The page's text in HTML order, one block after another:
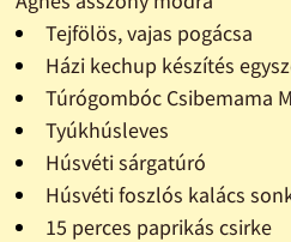
Tejfölös, vajas pogácsa
Házi kechup készítés
Túrógombóc Csibemama
Tyúkhúsleves
Húsvéti sárgatúró
Húsvéti foszlós kalács
15 perces paprikás csirke